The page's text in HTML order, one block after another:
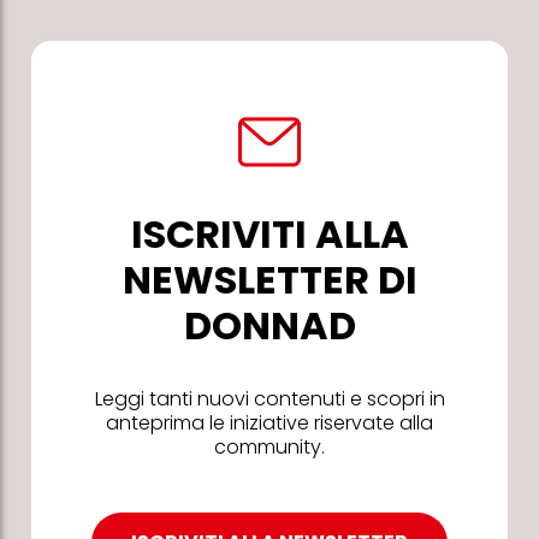
ISCRIVITI ALLA
NEWSLETTER DI
DONNAD
Leggi tanti nuovi contenuti e scopri in
anteprima le iniziative riservate alla
community.